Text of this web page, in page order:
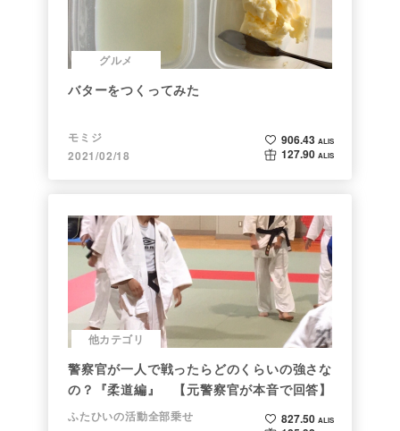
グルメ
バターをつくってみた
モミジ
2021/02/18
906.43 ALIS
127.90 ALIS
他カテゴリ
警察官が一人で戦ったらどのくらいの強さな
の？『柔道編』 【元警察官が本音で回答】
ふたひいの活動全部乗せ
827.50 ALIS